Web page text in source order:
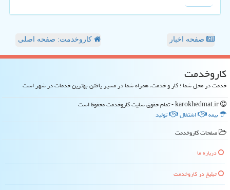
صفحه اخبار کاروخدمت: صفحه اصلی
كاروخدمت
خدمت در محل شما ؛ کار و خدمت، همراه شما در مسیر یافتن بهترین خدمات در شهر است
بیمه
اشتغال
تولید
صفحات كاروخدمت
درباره ما
تبلیغ در كاروخدمت